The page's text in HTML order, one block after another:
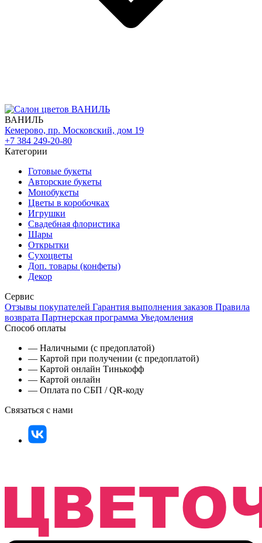
ВАНИЛЬ
Кемерово, пр. Московский, дом 19
+7 384 249-20-80
Категории
Готовые букеты
Авторские букеты
Монобукеты
Цветы в коробочках
Игрушки
Свадебная флористика
Шары
Открытки
Сухоцветы
Доп. товары (конфеты)
Декор
Сервис
Отзывы покупателей Гарантия выполнения заказов Правила
возврата Партнерская программа Уведомления
Способ оплаты
— Наличными (с предоплатой)
— Картой при получении (с предоплатой)
— Картой онлайн Тинькофф
— Картой онлайн
— Оплата по СБП / QR-коду
Связаться с нами